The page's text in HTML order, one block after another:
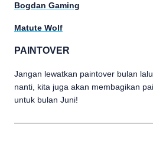
Bogdan Gaming
Matute Wolf
PAINTOVER
Jangan lewatkan paintover bulan lalu
nanti, kita juga akan membagikan
untuk bulan Juni!